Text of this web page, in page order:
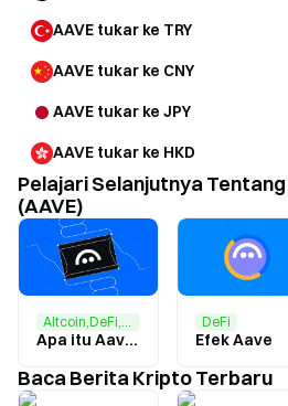
AAVE tukar ke TRY
AAVE tukar ke CNY
AAVE tukar ke JPY
AAVE tukar ke HKD
Pelajari Selanjutnya Tentang
(AAVE)
Altcoin,DeFi,Ethereum
Apa itu Aave (AAVE)?
DeFi
Efek Aave
Baca Berita Kripto Terbaru